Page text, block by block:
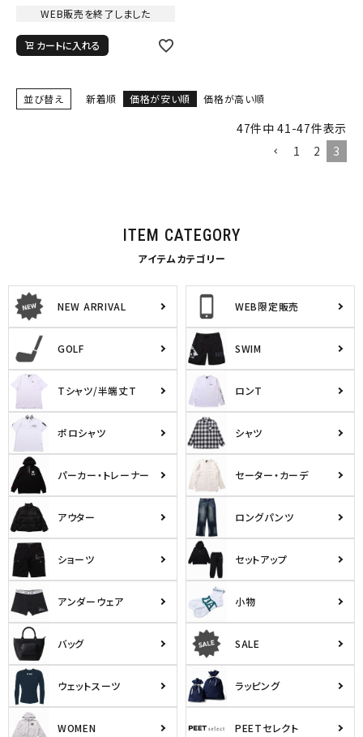
search
価格から探す
円 ～
WEB販売を終了しました
カートに入れる
並び替え 新着順 価格が安い順 価格が高い順
47件中 41-47件表示
1
2 3
ITEM CATEGORY
アイテムカテゴリー
NEW ARRIVAL WEB限定販売
GOLF SWIM
Tシャツ/半端丈T ロンT
ポロシャツ シャツ
パーカー・トレーナー セーター・カーデ
アウター ロングパンツ
ショーツ セットアップ
アンダーウェア 小物
バッグ SALE
ウェットスーツ ラッピング
WOMEN PEETセレクト